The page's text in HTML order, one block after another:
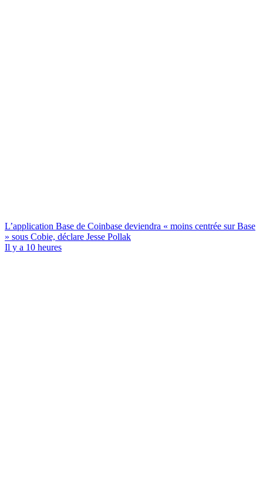
L’application Base de Coinbase deviendra « moins centrée sur Base
» sous Cobie, déclare Jesse Pollak
Il y a 10 heures